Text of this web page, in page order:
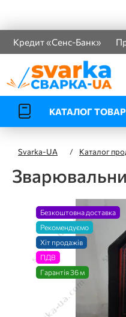
Кредит «Сенс-Банк»
КАТАЛОГ
Svarka-UA / Каталог
Безкоштовна доставка
Рекомендуємо
Хіт продажів
ПДВ
Гарантія 36 м